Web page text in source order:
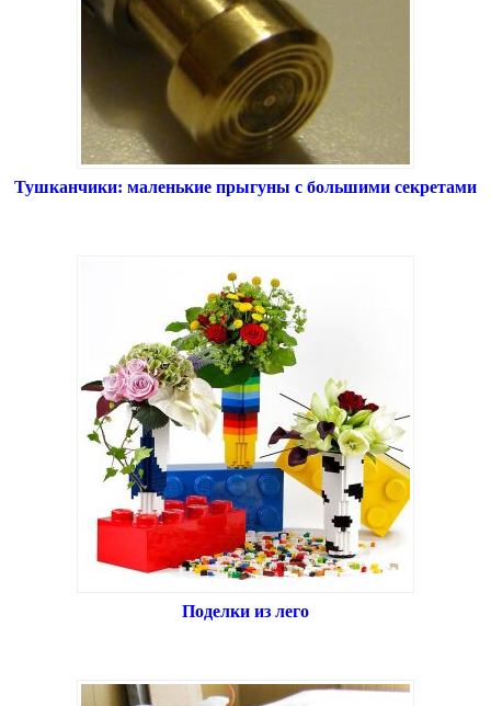
Тушканчики: маленькие прыгуны с большими секретами
Поделки из лего